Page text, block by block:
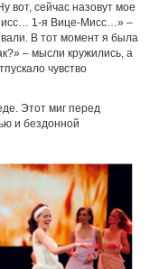
вот, сейчас назовут мое
1-я Вице-Мисс…» –
В тот момент я была
– мысли кружились, а
чувство
Этот миг перед
и бездонной